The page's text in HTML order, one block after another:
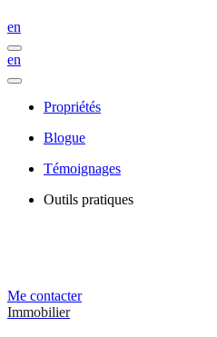
en
en
Propriétés
Blogue
Témoignages
Outils pratiques
Me contacter
Immobilier